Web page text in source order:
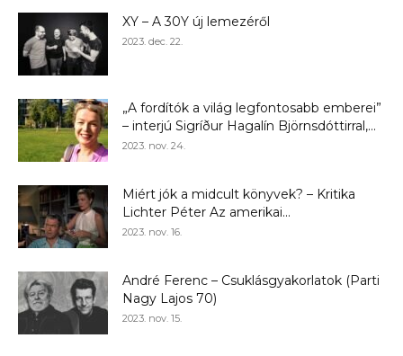
XY – A 30Y új lemezéről
2023. dec. 22.
„A fordítók a világ legfontosabb emberei”
– interjú Sigríður Hagalín Björnsdóttirral,...
2023. nov. 24.
Miért jók a midcult könyvek? – Kritika
Lichter Péter Az amerikai...
2023. nov. 16.
André Ferenc – Csuklásgyakorlatok (Parti
Nagy Lajos 70)
2023. nov. 15.